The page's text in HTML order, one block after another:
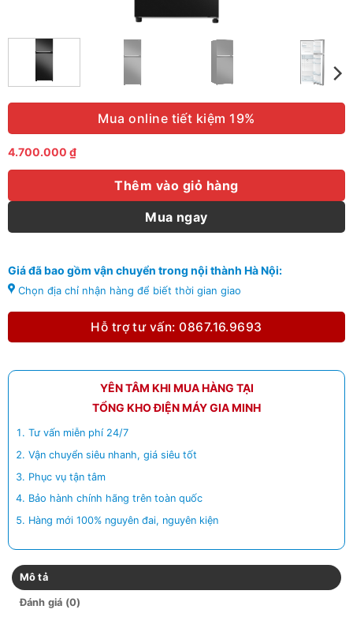
Mua online tiết kiệm 19%
4.700.000 ₫
Thêm vào giỏ hàng
Mua ngay
Giá đã bao gồm vận chuyển trong nội thành Hà Nội:
Chọn địa chỉ nhận hàng để biết thời gian giao
Hỗ trợ tư vấn: 0867.16.9693
YÊN TÂM KHI MUA HÀNG TẠI
TỔNG KHO ĐIỆN MÁY GIA MINH
Tư vấn miễn phí 24/7
Vận chuyển siêu nhanh, giá siêu tốt
Phục vụ tận tâm
Bảo hành chính hãng trên toàn quốc
Hàng mới 100% nguyên đai, nguyên kiện
Mô tả
Đánh giá (0)